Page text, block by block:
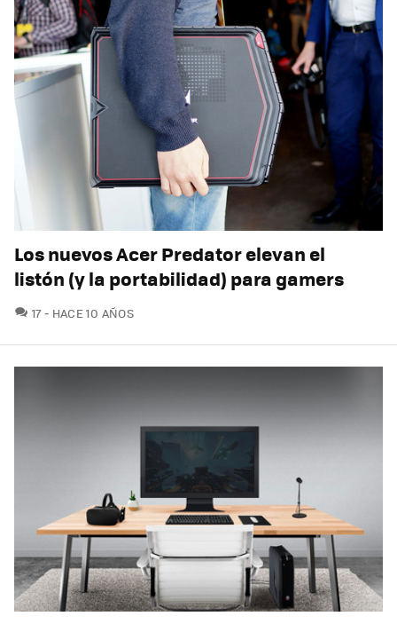
Los nuevos Acer Predator elevan el
listón (y la portabilidad) para gamers
17COMENTARIOS
HACE 10 AÑOS